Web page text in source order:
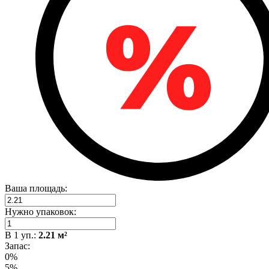
Ваша площадь:
Нужно упаковок:
В 1 уп.: 2.21 м²
Запас:
0%